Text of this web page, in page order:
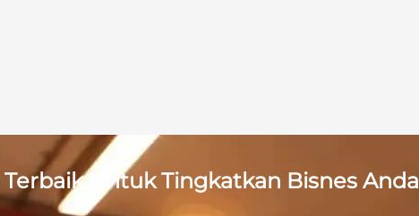
Untuk Tingkatkan Bisnes Anda